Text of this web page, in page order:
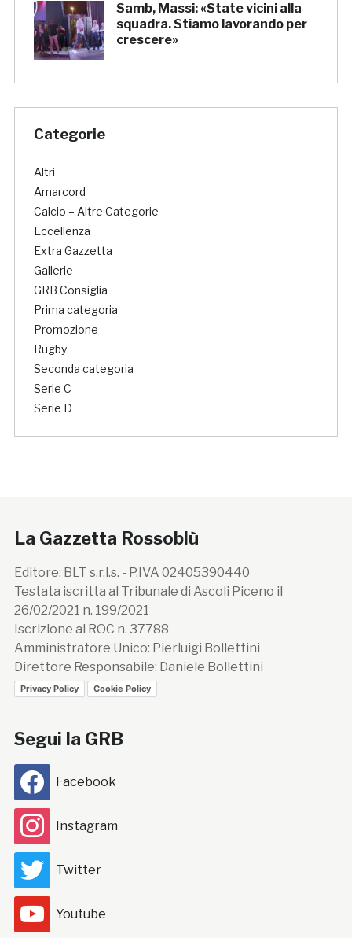
Samb, Massi: «State vicini alla
squadra. Stiamo lavorando per
crescere»
Categorie
Altri
Amarcord
Calcio – Altre Categorie
Eccellenza
Extra Gazzetta
Gallerie
GRB Consiglia
Prima categoria
Promozione
Rugby
Seconda categoria
Serie C
Serie D
La Gazzetta Rossoblù
Editore: BLT s.r.l.s. - P.IVA 02405390440
Testata iscritta al Tribunale di Ascoli Piceno il
26/02/2021 n. 199/2021
Iscrizione al ROC n. 37788
Amministratore Unico: Pierluigi Bollettini
Direttore Responsabile: Daniele Bollettini
Privacy Policy Cookie Policy
Segui la GRB
Facebook
Instagram
Twitter
Youtube